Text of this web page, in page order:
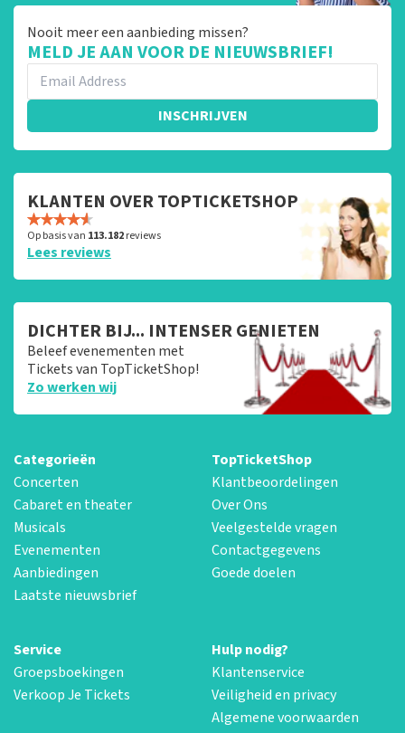
Nooit meer een aanbieding missen?
MELD JE AAN VOOR DE NIEUWSBRIEF!
INSCHRIJVEN
KLANTEN OVER TOPTICKETSHOP
Op basis van 113.182reviews
Lees reviews
DICHTER BIJ... INTENSER GENIETEN
Beleef evenementen met
Tickets van TopTicketShop!
Zo werken wij
Categorieën
Concerten
Cabaret en theater
Musicals
Evenementen
Aanbiedingen
Laatste nieuwsbrief
TopTicketShop
Klantbeoordelingen
Over Ons
Veelgestelde vragen
Contactgegevens
Goede doelen
Service
Groepsboekingen
Verkoop Je Tickets
Hulp nodig?
Klantenservice
Veiligheid en privacy
Algemene voorwaarden